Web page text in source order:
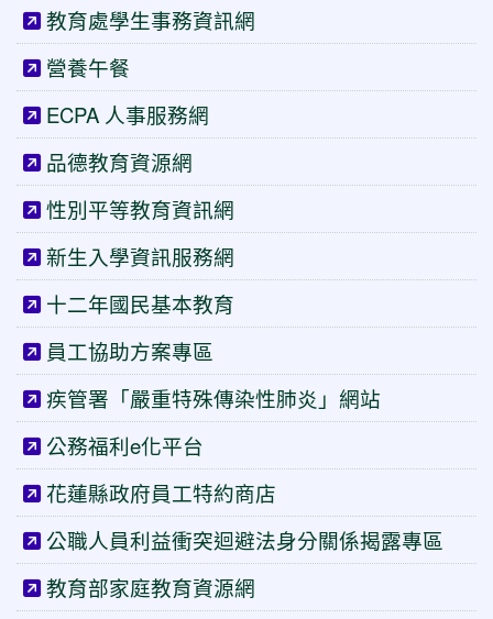
教育處學生事務資訊網
營養午餐
ECPA 人事服務網
品德教育資源網
性別平等教育資訊網
新生入學資訊服務網
十二年國民基本教育
員工協助方案專區
疾管署「嚴重特殊傳染性肺炎」網站
公務福利e化平台
花蓮縣政府員工特約商店
公職人員利益衝突迴避法身分關係揭露專區
教育部家庭教育資源網